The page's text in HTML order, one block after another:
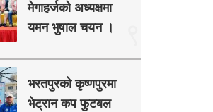
मेगाहर्जको अध्यक्षमा
यमन भुषाल चयन ।
भरतपुरको कृष्णपुरमा
भेट्रान कप फुटबल